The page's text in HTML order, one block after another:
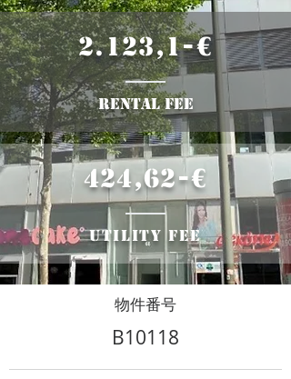
2.123,1-€
rental fee
424,62-€
Utility fee
物件番号
B10118